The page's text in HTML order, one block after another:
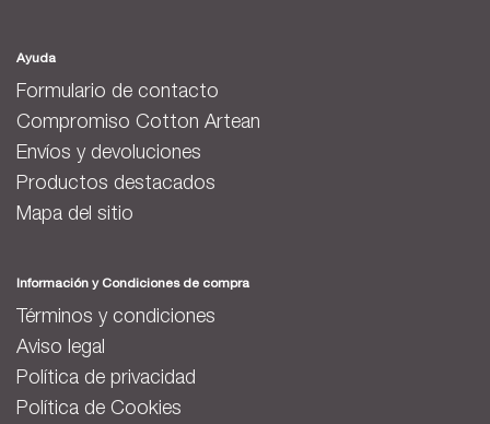
Ayuda
Formulario de contacto
Compromiso Cotton Artean
Envíos y devoluciones
Productos destacados
Mapa del sitio
Información y Condiciones de compra
Términos y condiciones
Aviso legal
Política de privacidad
Política de Cookies